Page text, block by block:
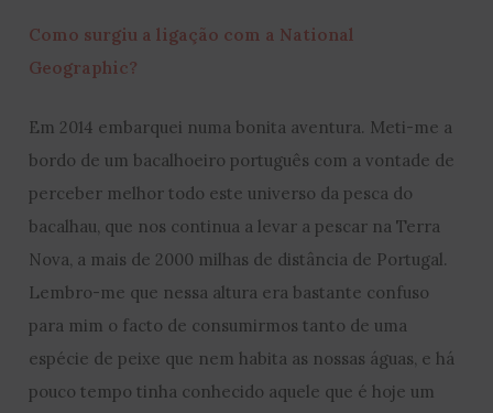
Como surgiu a ligação com a National
Geographic?
Em 2014 embarquei numa bonita aventura. Meti-me a
bordo de um bacalhoeiro português com a vontade de
perceber melhor todo este universo da pesca do
bacalhau, que nos continua a levar a pescar na Terra
Nova, a mais de 2000 milhas de distância de Portugal.
Lembro-me que nessa altura era bastante confuso
para mim o facto de consumirmos tanto de uma
espécie de peixe que nem habita as nossas águas, e há
pouco tempo tinha conhecido aquele que é hoje um